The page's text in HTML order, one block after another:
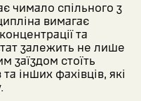
чимало спільного з
вимагає
та
залежить не лише
заїздом стоїть
інших фахівців, які